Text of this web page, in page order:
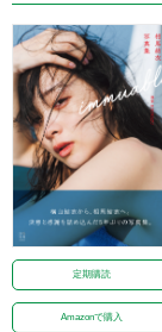
定期購読
Amazonで購入